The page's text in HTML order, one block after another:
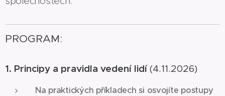
PROGRAM:
1. Principy a pravidla vedení lidí(4.11.2026)
Na praktických příkladech si osvojíte postupy